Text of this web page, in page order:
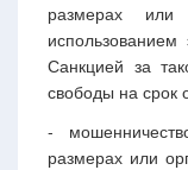
размерах
использованием
Санкцией за
свободы на срок
-
размерах или